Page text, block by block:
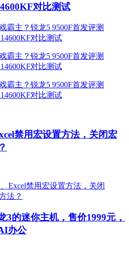
对比测试
禁用宏设置方法，关闭宏
3的迷你主机，售价1999元，
办公